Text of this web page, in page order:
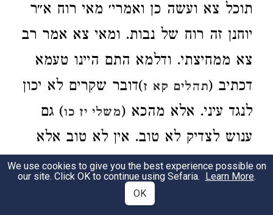
תוכל צא ועשה כן ואמרי׳ מאי רוח א״ר
יוחנן זה רוח של נבות. ומאי צא אמר רב
צא ממחיצתי. ודלמא התם היינו טעמא
דכתיב (תהלים קא ז)דובר שקרים לא יכון
לנגד עיני. אלא מהכא (משלי יז כו) גם
ענוש לצדיק לא טוב. אין לא טוב אלא
רע וכתיב (תהלים ה ה) כי לא אל חפץ
רשע אתה לא יגורך רע צדיק אתה ה׳ לא
We use cookies to give you the best experience possible on
our site. Click OK to continue using Sefaria. Learn More.
OK